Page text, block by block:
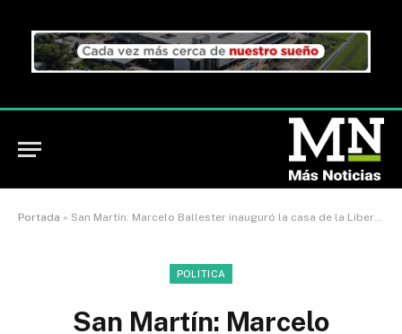
Portada » San Martín: Marcelo Ballester inauguró la casa de la Libertad Javier Milei en Villa Libertad
POLITICA
San Martín: Marcelo